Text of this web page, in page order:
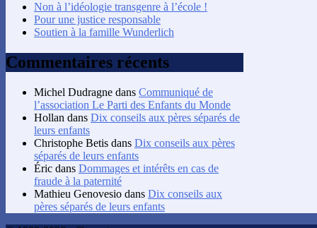
Non à l’idéologie transgenre à l’école !
Pour une justice responsable
Soutien à la famille Wunderlich
Commentaires récents
Michel Dudragne dans Communiqué de
l’association Le Parti des Enfants du Monde
Hollan dans Dix conseils aux pères séparés de
leurs enfants
Christophe Betis dans Dix conseils aux pères
séparés de leurs enfants
Éric dans Dommages et intérêts en cas de
fraude à la paternité
Mathieu Genovesio dans Dix conseils aux
pères séparés de leurs enfants